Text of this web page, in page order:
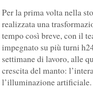
Per la prima volta nella
realizzata una
tempo così breve, con il
impegnato su più turni
settimane di lavoro, alle
crescita del manto:
l’illuminazione artificiale.